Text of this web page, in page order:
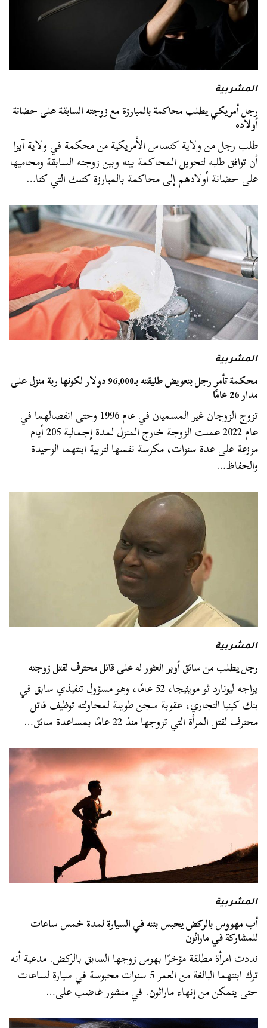
المشربية
رجل أمريكي يطلب محاكمة بالمبارزة مع زوجته السابقة على حضانة
أولاده
طلب رجل من ولاية كنساس الأمريكية من محكمة في ولاية آيوا
أن توافق طلبه لتحويل المحاكمة بينه وبين زوجته السابقة ومحاميها
على حضانة أولادهم إلى محاكمة بالمبارزة كتلك التي كنا…
المشربية
محكمة تأمر رجل بتعويض طليقته بـ96,000 دولار لكونها ربة منزل على
مدار 26 عامًا
تزوج الزوجان غير المسميان في عام 1996 وحتى انفصالهما في
عام 2022 عملت الزوجة خارج المنزل لمدة إجمالية 205 أيام
موزعة على عدة سنوات، مكرسة نفسها لتربية ابنتهما الوحيدة
والحفاظ…
المشربية
رجل يطلب من سائق أوبر العثور له على قاتل محترف لقتل زوجته
يواجه ليونارد ثو مويثيجا، 52 عامًا، وهو مسؤول تنفيذي سابق في
بنك كينيا التجاري، عقوبة سجن طويلة لمحاولته توظيف قاتل
محترف لقتل المرأة التي تزوجها منذ 22 عامًا بمساعدة سائق…
المشربية
أب مهووس بالركض يحبس بنته في السيارة لمدة خمس ساعات
للمشاركة في ماراثون
نددت امرأة مطلقة مؤخرًا بهوس زوجها السابق بالركض. مدعية أنه
ترك ابنتهما البالغة من العمر 5 سنوات محبوسة في سيارة لساعات
حتى يتمكن من إنهاء ماراثون. في منشور غاضب على…